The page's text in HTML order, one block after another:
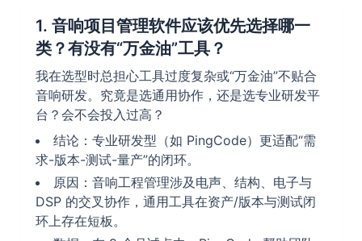
1. 音响项目管理软件应该优先选择哪一
类？有没有“万金油”工具？
我在选型时总担心工具过度复杂或“万金油”不贴合
音响研发。究竟是选通用协作，还是选专业研发平
台？会不会投入过高？
结论：专业研发型（如 PingCode）更适配“需
求-版本-测试-量产”的闭环。
原因：音响工程管理涉及电声、结构、电子与
DSP 的交叉协作，通用工具在资产/版本与测试闭
环上存在短板。